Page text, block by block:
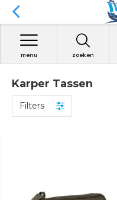
zoeken
menu
Karper Tassen
Filters